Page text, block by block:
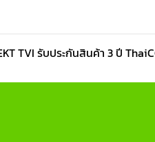
TVI รับประกันสินค้า 3 ปี